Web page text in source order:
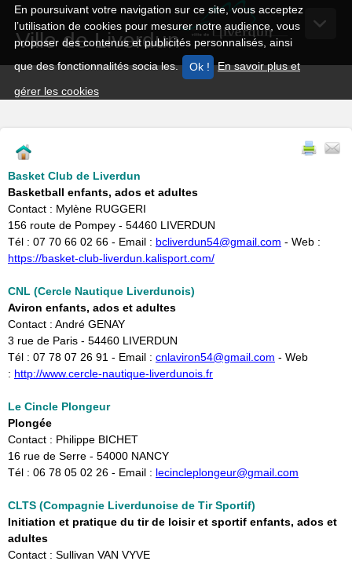
En poursuivant votre navigation sur ce site, vous acceptez
l’utilisation de cookies pour mesurer notre audience, vous
proposer des contenus et publicités personnalisés, ainsi
que des fonctionnalités socia les.
En savoir plus et
gérer les cookies
Ville de Liverdun
Basket Club de Liverdun
Basketball enfants, ados et adultes
Contact : Mylène RUGGERI
156 route de Pompey - 54460 LIVERDUN
Tél : 07 70 66 02 66 - Email : bcliverdun54@gmail.com - Web :
https://basket-club-liverdun.kalisport.com/
CNL (Cercle Nautique Liverdunois)
Aviron enfants, ados et adultes
Contact : André GENAY
3 rue de Paris - 54460 LIVERDUN
Tél : 07 78 07 26 91 - Email : ​ cnlaviron54@gmail.com - Web
: http://www.cercle-nautique-liverdunois.fr
Le Cincle Plongeur
Plongée
Contact : Philippe BICHET
16 rue de Serre - 54000 NANCY
Tél : 06 78 05 02 26 - Email : ​ lecincleplongeur@gmail.com
CLTS (Compagnie Liverdunoise de Tir Sportif)
Initiation et pratique du tir de loisir et sportif enfants, ados et
adultes
Contact : Sullivan VAN VYVE